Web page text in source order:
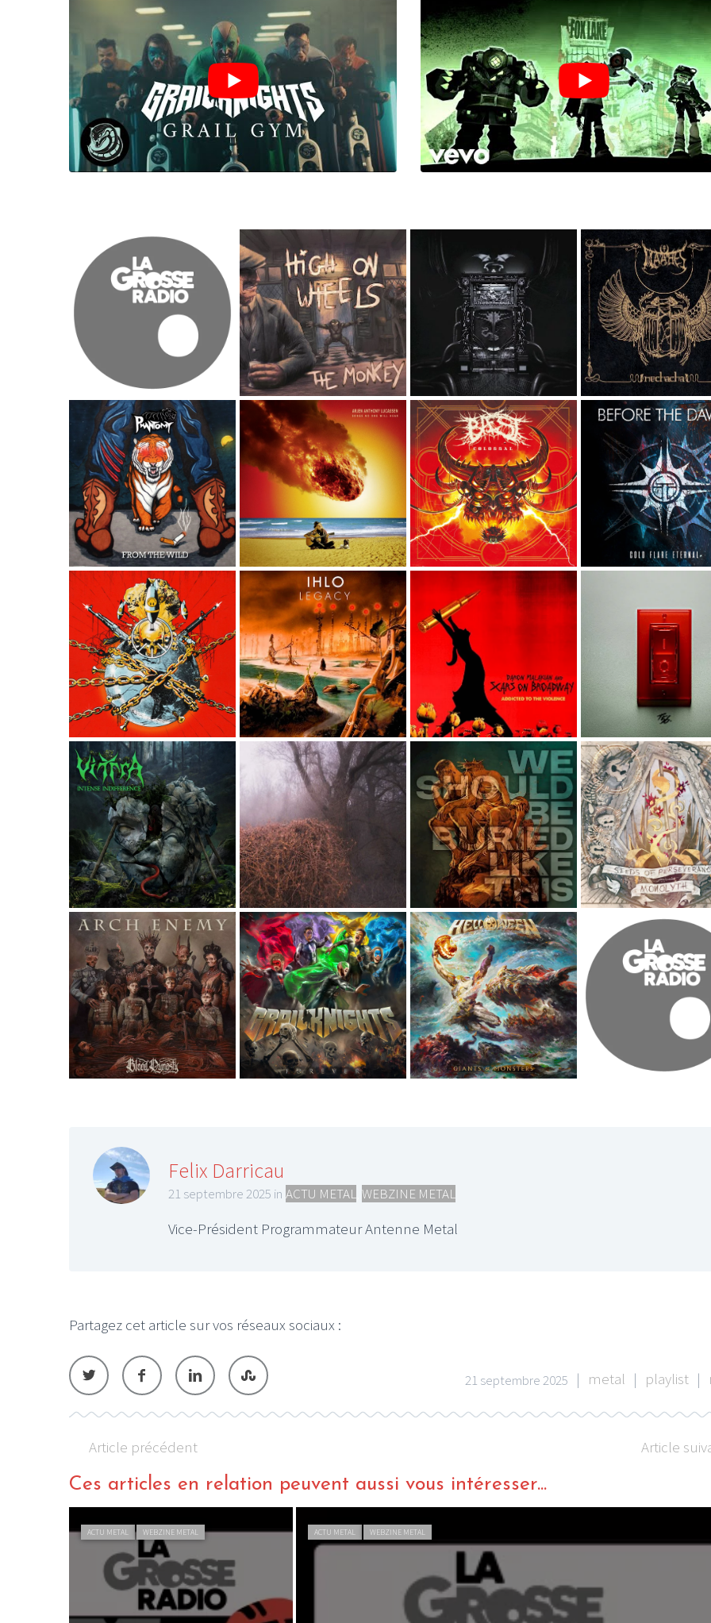
Felix Darricau
21 septembre 2025 in ACTU METAL WEBZINE METAL
Vice-Président Programmateur Antenne Metal
Partagez cet article sur vos réseaux sociaux :
21 septembre 2025 | metal | playlist |
Article précédent Article
Ces articles en relation peuvent aussi vous intéresser...
ACTU METAL WEBZINE METAL ACTU METAL WEBZINE METAL
Christmas Riffifi 2025 !!!
The Covers !!!